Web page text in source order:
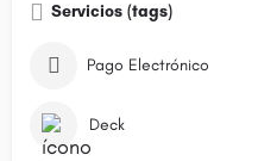
Servicios (tags)
Pago Electrónico
Deck